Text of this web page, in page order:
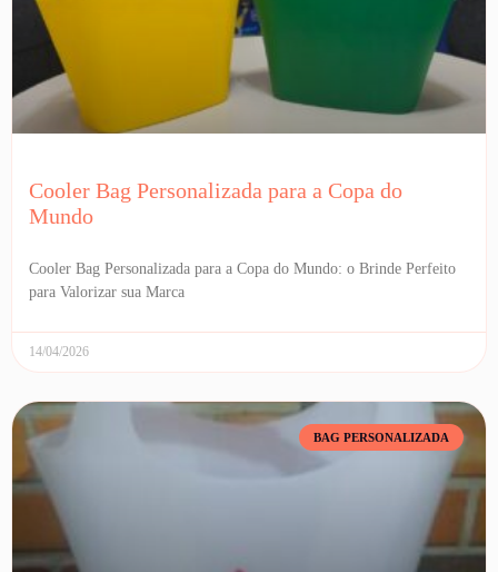
Cooler Bag Personalizada para a Copa do
Mundo
Cooler Bag Personalizada para a Copa do Mundo: o Brinde Perfeito
para Valorizar sua Marca
14/04/2026
BAG PERSONALIZADA